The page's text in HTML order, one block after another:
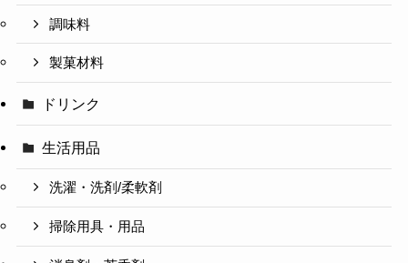
調味料
製菓材料
ドリンク
生活用品
洗濯・洗剤/柔軟剤
掃除用具・用品